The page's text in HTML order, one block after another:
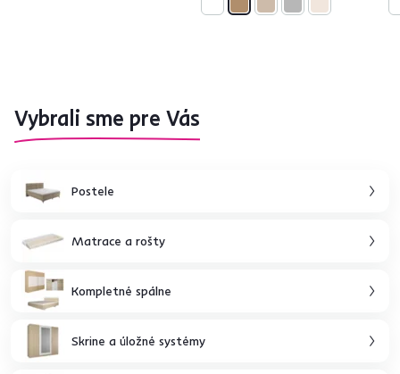
Vybrali sme pre Vás
Postele
Matrace a rošty
Kompletné spálne
Skrine a úložné systémy